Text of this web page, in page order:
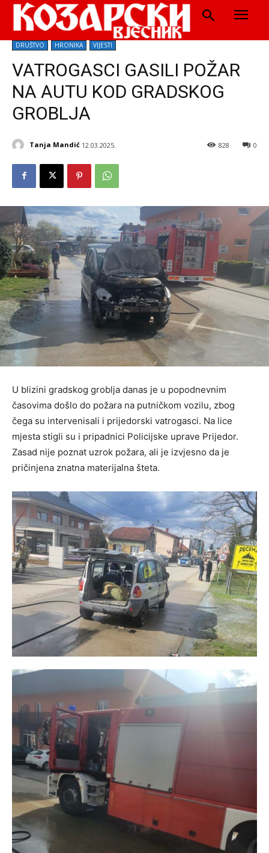
DRUŠTVO HRONIKA VIJESTI
VATROGASCI GASILI POŽAR
NA AUTU KOD GRADSKOG
GROBLJA
Tanja Mandić 12.03.2025. 0
828
U blizini gradskog groblja danas je u popodnevnim
časovima došlo do požara na putničkom vozilu, zbog
čega su intervenisali i prijedorski vatrogasci. Na lice
mjesta stigli su i pripadnici Policijske uprave Prijedor.
Zasad nije poznat uzrok požara, ali je izvjesno da je
pričinjena znatna materijalna šteta.